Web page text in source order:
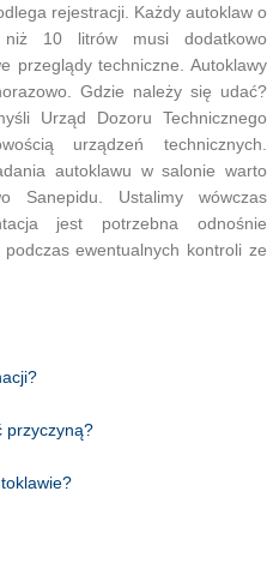
rejestracji. Każdy autoklaw o
10 litrów musi dodatkowo
przeglądy techniczne. Autoklawy
Gdzie należy się udać?
Urząd Dozoru Technicznego
urządzeń technicznych.
autoklawu w salonie warto
Sanepidu. Ustalimy wówczas
jest potrzebna odnośnie
ewentualnych kontroli ze
przyczyną?